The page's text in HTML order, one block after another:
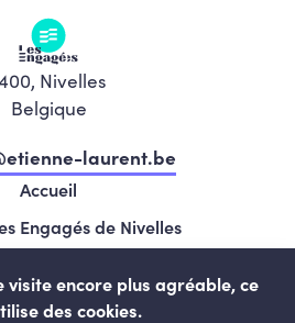
Nivelles
Belgique
laurent.be
Accueil
Engagés de Nivelles
Programme
encore plus agréable, ce
des cookies.